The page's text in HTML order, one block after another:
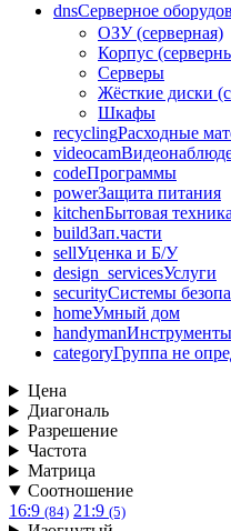
dnsСерверное
ОЗУ (серверная)
Корпус
Серверы
Жёсткие диски
Шкафы
recyclingРасходные
videocam
codeПрограммы
powerЗащита питания
kitchenБытовая техника
buildЗап.части
sellУценка и Б/У
design_servicesУслуги
securityСистемы
homeУмный дом
handymanИнструменты
categoryГруппа не
Цена
Диагональ
Разрешение
Частота
Матрица
Соотношение
16:9 (84) 21:9 (5)